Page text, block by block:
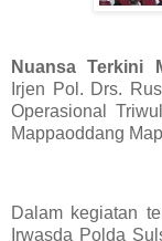
Nuansa Terkini
Irjen Pol. Drs.
Operasional
Mappaoddang
Dalam kegiatan
Irwasda Polda